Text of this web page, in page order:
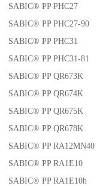
SABIC® PP PHC27
SABIC® PP PHC27-90
SABIC® PP PHC31
SABIC® PP PHC31-81
SABIC® PP QR673K
SABIC® PP QR674K
SABIC® PP QR675K
SABIC® PP QR678K
SABIC® PP RA12MN40
SABIC® PP RA1E10
SABIC® PP RA1E10h